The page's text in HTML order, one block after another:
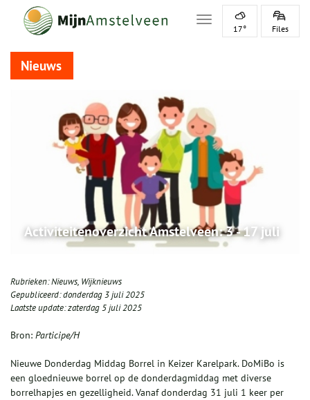
Toggle navigation
17° Files
Nieuws
Activiteitenoverzicht Amstelveen: 3 - 17 juli
Rubrieken:Nieuws, Wijknieuws
Gepubliceerd:donderdag 3 juli 2025
Laatste update:zaterdag 5 juli 2025
Bron: Participe/H
Nieuwe Donderdag Middag Borrel in Keizer Karelpark. DoMiBo is
een gloednieuwe borrel op de donderdagmiddag met diverse
borrelhapjes en gezelligheid. Vanaf donderdag 31 juli 1 keer per